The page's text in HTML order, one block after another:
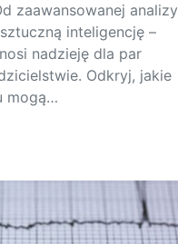
zaawansowanej analizy
inteligencję –
nadzieję dla par
Odkryj, jakie
mogą…